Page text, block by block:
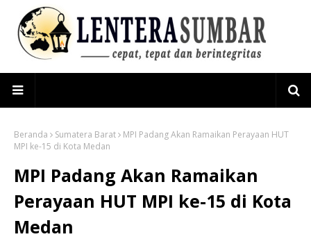
Beranda Sumatera Barat
MPI Padang Akan Ramaikan Perayaan HUT
MPI ke-15 di Kota Medan
MPI Padang Akan Ramaikan
Perayaan HUT MPI ke-15 di Kota
Medan